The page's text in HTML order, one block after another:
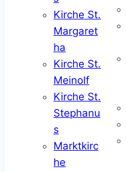
Kirche St.
Margaret
ha
Kirche St.
Meinolf
Kirche St.
Stephanu
s
Marktkirc
he